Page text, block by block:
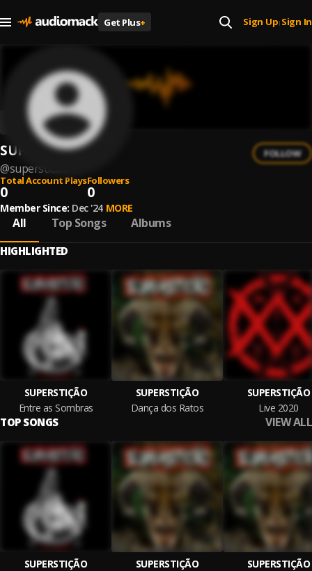
Get Plus+ Sign Up| Sign In
SUPERSTIÇÃO
@supersticao
FOLLOW
Total Account Plays
0
Followers
0
Member Since: Dec '24 MORE
All Top Songs Albums
HIGHLIGHTED
SUPERSTIÇÃO
Entre as Sombras
SUPERSTIÇÃO
Dança dos Ratos
SUPERSTIÇÃO
Live 2020
TOP SONGS VIEW ALL
SUPERSTIÇÃO
SUPERSTIÇÃO
SUPERSTIÇÃO